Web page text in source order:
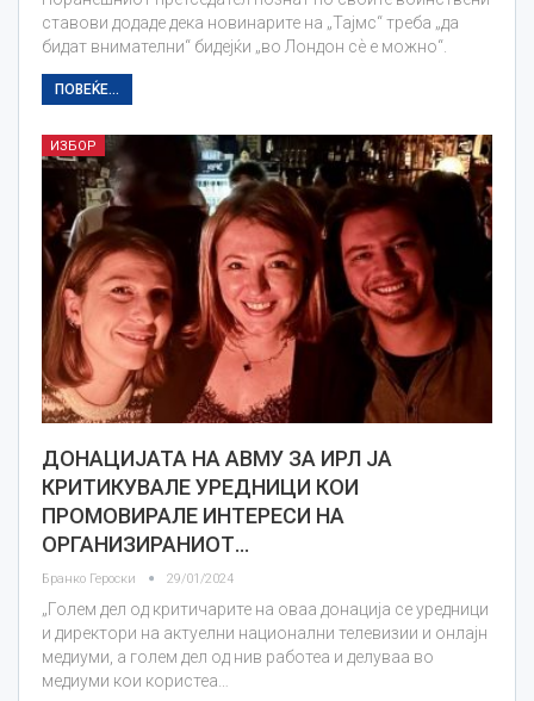
ставови додаде дека новинарите на „Тајмс“ треба „да
бидат внимателни“ бидејќи „во Лондон сѐ е можно“.
ПОВЕЌЕ...
ИЗБОР
ДОНАЦИЈАТА НА АВМУ ЗА ИРЛ ЈА
КРИТИКУВАЛЕ УРЕДНИЦИ КОИ
ПРОМОВИРАЛЕ ИНТЕРЕСИ НА
ОРГАНИЗИРАНИОТ…
Бранко Героски 29/01/2024
„Голем дел од критичарите на оваа донација се уредници
и директори на актуелни национални телевизии и онлајн
медиуми, а голем дел од нив работеа и делуваа во
медиуми кои користеа…